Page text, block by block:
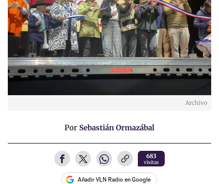
Archivo
Por Sebastián Ormazábal
683
visitas
Añadir VLN Radio en Google